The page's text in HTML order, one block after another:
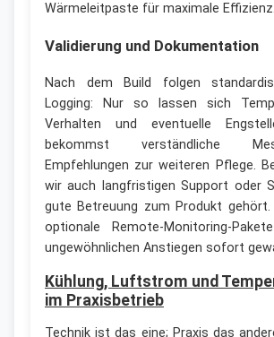
Wärmeleitpaste für maximale Effizienz.
Validierung und Dokumentation
Nach dem Build folgen
Logging: Nur so lassen sich
Verhalten und eventuelle
bekommst verständliche
Empfehlungen zur weiteren Pflege.
wir auch langfristigen Support oder
gute Betreuung zum Produkt
optionale Remote-Monitoring-
ungewöhnlichen Anstiegen sofort
Kühlung, Luftstrom und
im Praxisbetrieb
Technik ist das eine; Praxis das